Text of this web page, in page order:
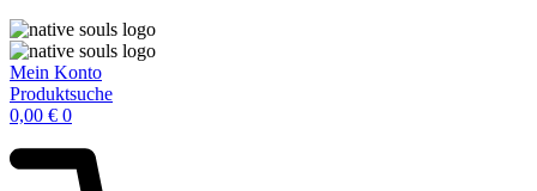
Mein Konto
Produktsuche
0,00 € 0